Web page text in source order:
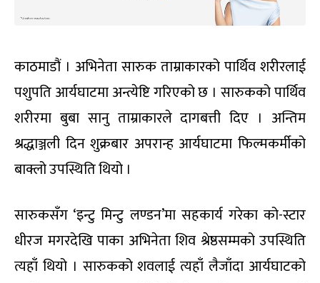
काठमाडौं । अभिनेता सारुक ताम्राकारको पार्थिव शरीरलाई
पशुपति आर्यघाटमा अन्त्येष्टि गरिएको छ । सारुकको पार्थिव
शरीरमा बुबा सानु ताम्राकारले दागबत्ती दिए । अन्तिम
श्रद्धाञ्जली दिन शुक्रबार अपरान्ह आर्यघाटमा फिल्मकर्मीको
बाक्लो उपस्थिति थियो ।
सारुकसँग ‘इन्टु मिन्टु लण्डन’मा सहकार्य गरेका को-स्टार
धीरज मगरदेखि पाका अभिनेता शिव श्रेष्ठसम्मको उपस्थिति
त्यहाँ थियो । सारुकको शवलाई त्यहाँ लैजाँदा आर्यघाटको